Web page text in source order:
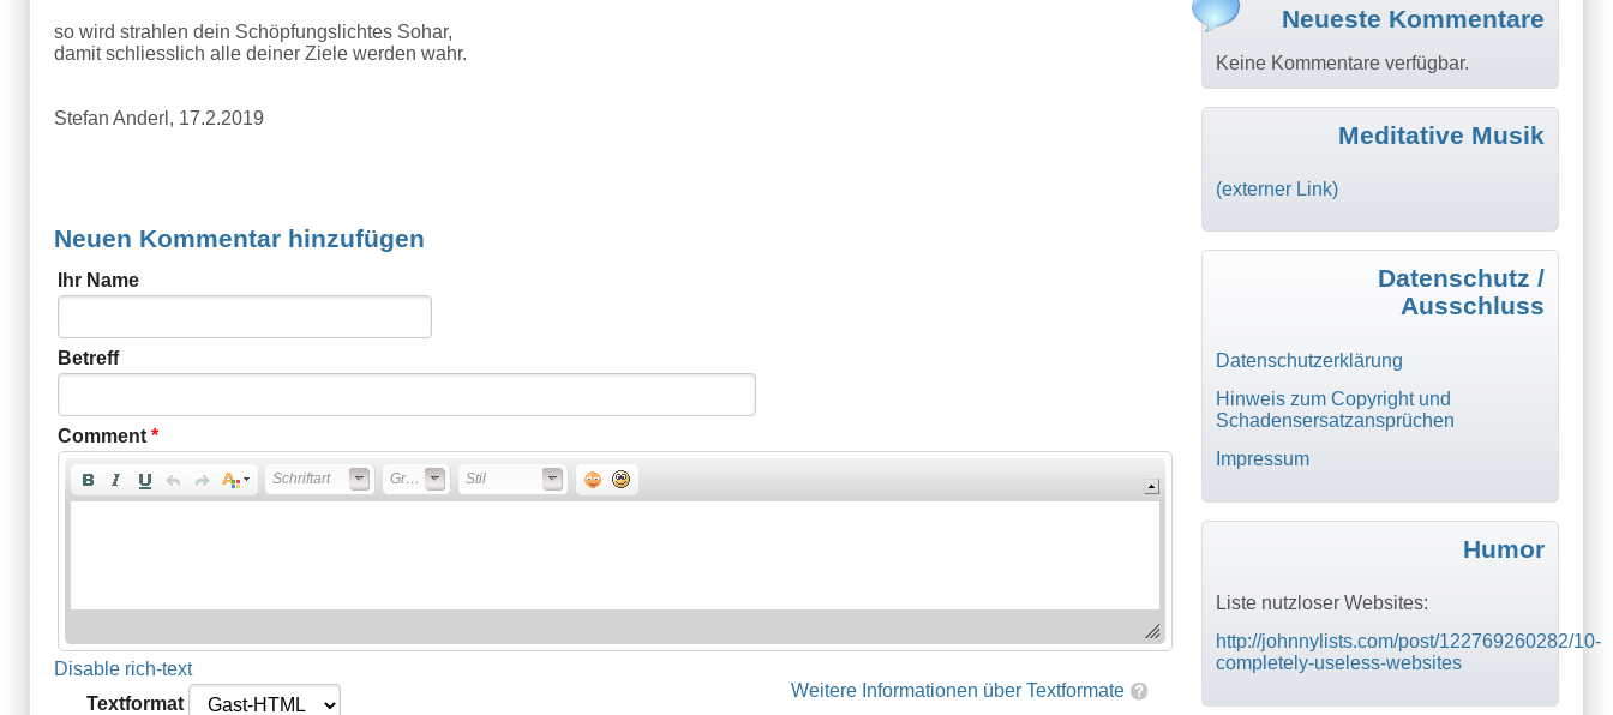
so wird strahlen dein Schöpfungslichtes Sohar,
damit schliesslich alle deiner Ziele werden wahr.
Stefan Anderl, 17.2.2019
Neuen Kommentar hinzufügen
Ihr Name
Betreff
Comment*
Schriftart Größe Stil
Disable rich-text
Weitere Informationen über Textformate
Textformat
Neueste Kommentare
Keine Kommentare verfügbar.
Meditative Musik
(externer Link)
Datenschutz /
Ausschluss
Datenschutzerklärung
Hinweis zum Copyright und
Schadensersatzansprüchen
Impressum
Humor
Liste nutzloser Websites:
http://johnnylists.com/post/122769260282/10-
completely-useless-websites